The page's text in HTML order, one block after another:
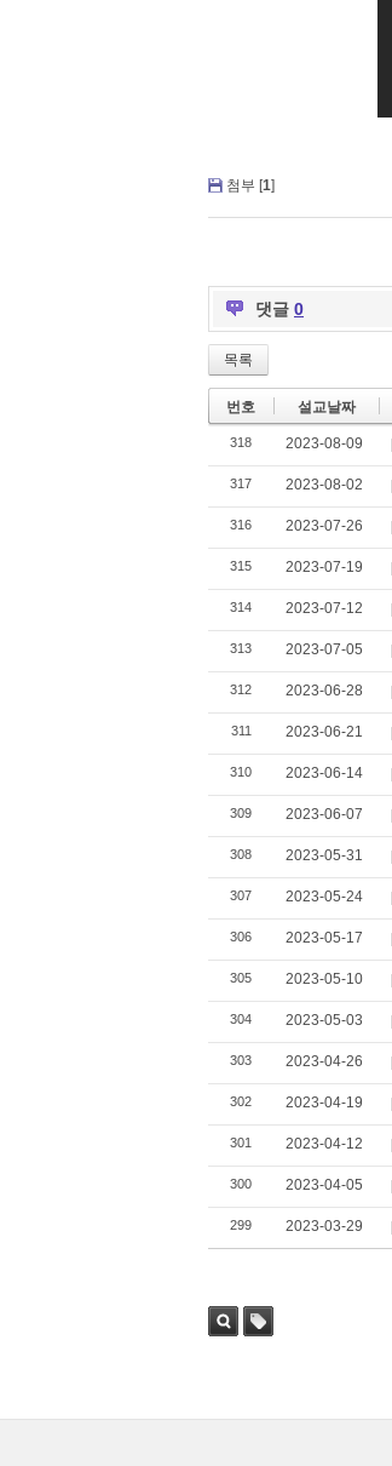
첨부 [1]
댓글 0
목록
번호 설교날짜
318 2023-08-09
317 2023-08-02
316 2023-07-26
315 2023-07-19
314 2023-07-12
313 2023-07-05
312 2023-06-28
311 2023-06-21
310 2023-06-14
309 2023-06-07
308 2023-05-31
307 2023-05-24
306 2023-05-17
305 2023-05-10
304 2023-05-03
303 2023-04-26
302 2023-04-19
301 2023-04-12
300 2023-04-05
299 2023-03-29